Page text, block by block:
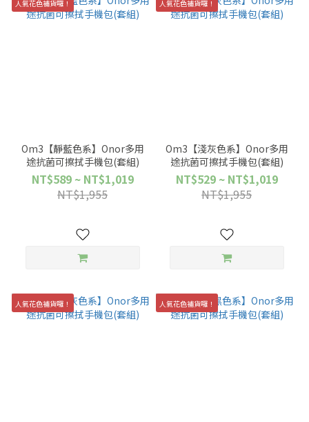
人氣花色補貨囉！
Om3【靜藍色系】Onor多用
途抗菌可擦拭手機包(套組)
NT$589 ~ NT$1,019
NT$1,955
人氣花色補貨囉！
Om3【淺灰色系】Onor多用
途抗菌可擦拭手機包(套組)
NT$529 ~ NT$1,019
NT$1,955
人氣花色補貨囉！ 人氣花色補貨囉！